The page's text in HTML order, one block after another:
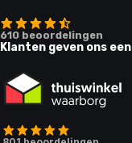
610 beoordelingen
Klanten geven ons een